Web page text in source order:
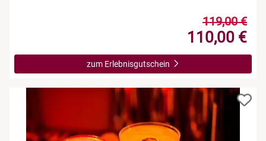
119,00 €
110,00 €
zum Erlebnisgutschein